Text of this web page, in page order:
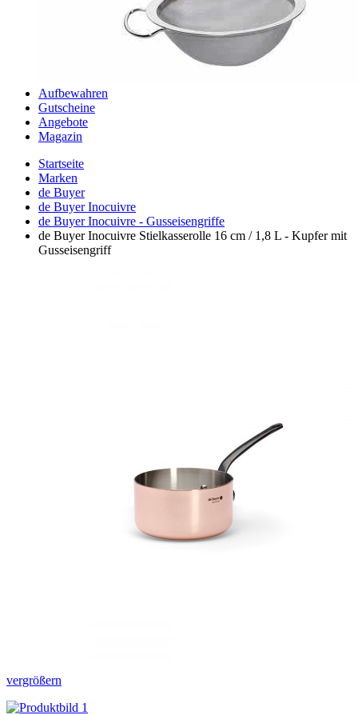
Aufbewahren
Gutscheine
Angebote
Magazin
Startseite
Marken
de Buyer
de Buyer Inocuivre
de Buyer Inocuivre - Gusseisengriffe
de Buyer Inocuivre Stielkasserolle 16 cm / 1,8 L - Kupfer mit
Gusseisengriff
vergrößern